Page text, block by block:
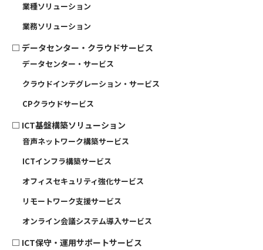
業種ソリューション
業務ソリューション
□ データセンター・クラウドサービス
データセンター・サービス
クラウドインテグレーション・サービス
CPクラウドサービス
□ ICT基盤構築ソリューション
音声ネットワーク構築サービス
ICTインフラ構築サービス
オフィスセキュリティ強化サービス
リモートワーク支援サービス
オンライン会議システム導入サービス
□ ICT保守・運用サポートサービス